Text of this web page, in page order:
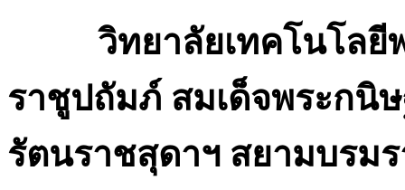
วิทยาลัยเทคโนโลยีพ
ราชูปถัมภ์ สมเด็จพระกนิ
รัตนราชสุดาฯ สยามบรม